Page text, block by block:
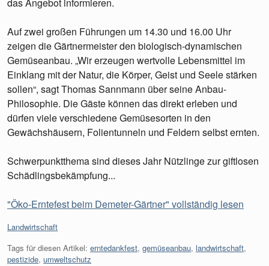
das Angebot informieren.
Auf zwei großen Führungen um 14.30 und 16.00 Uhr
zeigen die Gärtnermeister den biologisch-dynamischen
Gemüseanbau. „Wir erzeugen wertvolle Lebensmittel im
Einklang mit der Natur, die Körper, Geist und Seele stärken
sollen“, sagt Thomas Sannmann über seine Anbau-
Philosophie. Die Gäste können das direkt erleben und
dürfen viele verschiedene Gemüsesorten in den
Gewächshäusern, Folientunneln und Feldern selbst ernten.
Schwerpunktthema sind dieses Jahr Nützlinge zur giftlosen
Schädlingsbekämpfung...
"Öko-Erntefest beim Demeter-Gärtner" vollständig lesen
Kategorien:
Landwirtschaft
Tags für diesen Artikel: erntedankfest, gemüseanbau, landwirtschaft,
pestizide, umweltschutz